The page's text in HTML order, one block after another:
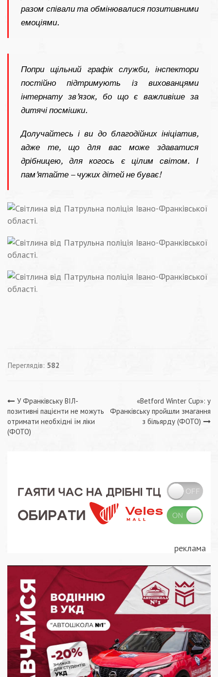
разом співали та обмінювалися позитивними
емоціями.
Попри щільний графік служби, інспектори
постійно підтримують із вихованцями
інтернату зв’язок, бо що є важливіше за
дитячі посмішки.
Долучайтесь і ви до благодійних ініціатив,
адже те, що для вас може здаватися
дрібницею, для когось є цілим світом. І
пам’ятайте – чужих дітей не буває!
Переглядів: 582
Навігація
записів
У Франківську ВІЛ-
позитивні пацієнти не можуть
отримати необхідні їм ліки
(ФОТО)
«Betford Winter Cup»: у
Франківську пройшли змагання
з більярду (ФОТО)